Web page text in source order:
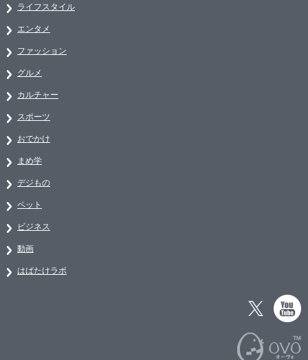
ライフスタイル
エンタメ
ファッション
グルメ
カルチャー
スポーツ
おでかけ
まめ学
デジもの
ペット
ビジネス
動画
はばたけラボ